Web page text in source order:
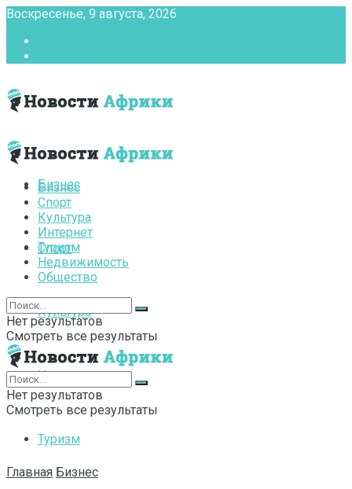
Воскресенье, 9 августа, 2026
Бизнес
Спорт
Культура
Интернет
Туризм
Бизнес
Спорт
Культура
Интернет
Туризм
Недвижимость
Общество
Нет результатов
Смотреть все результаты
Нет результатов
Смотреть все результаты
Главная Бизнес